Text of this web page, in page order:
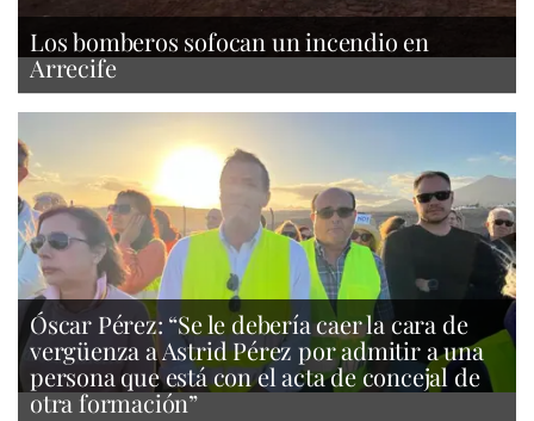
Los bomberos sofocan un incendio en
Arrecife
Óscar Pérez: “Se le debería caer la cara de
vergüenza a Astrid Pérez por admitir a una
persona que está con el acta de concejal de
otra formación”